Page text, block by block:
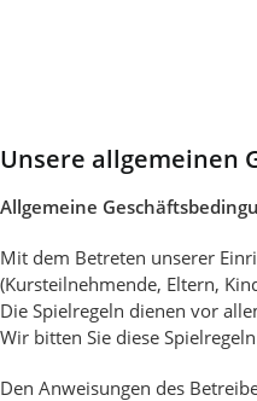
Unsere allgemeinen
Allgemeine
Mit dem Betreten unserer
(Kursteilnehmende, Eltern,
Die Spielregeln dienen vor
Wir bitten Sie diese
Den Anweisungen des